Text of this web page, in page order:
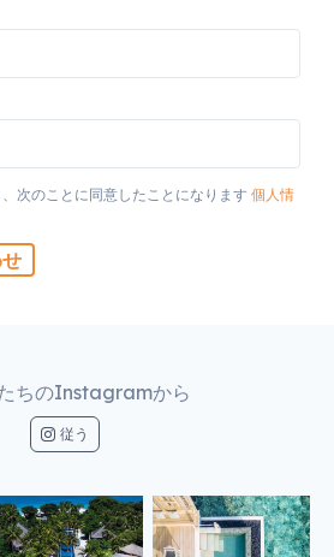
次のことに同意したことになります 個人情
ちのInstagramから
従う